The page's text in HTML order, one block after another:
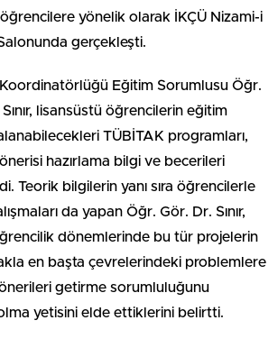
yönelik olarak İKÇÜ Nizami-i
gerçekleşti.
Koordinatörlüğü Eğitim Sorumlusu Öğr.
lisansüstü öğrencilerin eğitim
TÜBİTAK programları,
hazırlama bilgi ve becerileri
Teorik bilgilerin yanı sıra öğrencilerle
da yapan Öğr. Gör. Dr. Sınır,
dönemlerinde bu tür projelerin
en başta çevrelerindeki problemlere
getirme sorumluluğunu
yetisini elde ettiklerini belirtti.